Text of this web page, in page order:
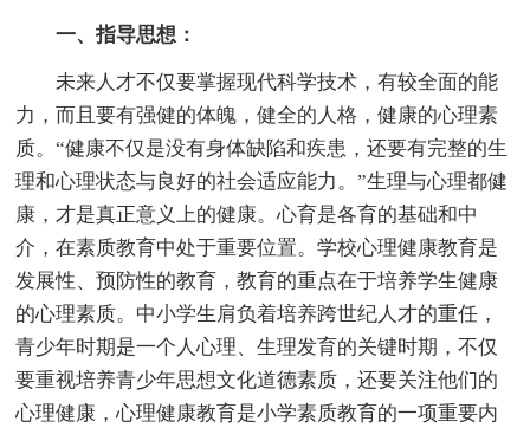
一、指导思想：
未来人才不仅要掌握现代科学技术，有较全面的能
力，而且要有强健的体魄，健全的人格，健康的心理素
质。“健康不仅是没有身体缺陷和疾患，还要有完整的生
理和心理状态与良好的社会适应能力。”生理与心理都健
康，才是真正意义上的健康。心育是各育的基础和中
介，在素质教育中处于重要位置。学校心理健康教育是
发展性、预防性的教育，教育的重点在于培养学生健康
的心理素质。中小学生肩负着培养跨世纪人才的重任，
青少年时期是一个人心理、生理发育的关键时期，不仅
要重视培养青少年思想文化道德素质，还要关注他们的
心理健康，心理健康教育是小学素质教育的一项重要内